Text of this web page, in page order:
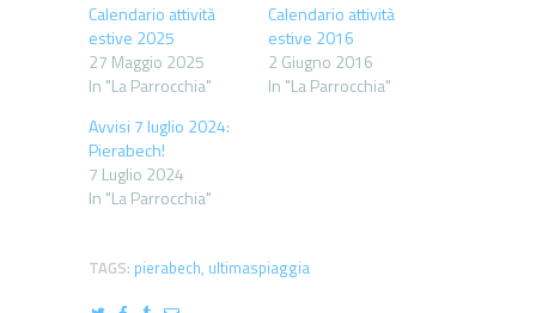
Calendario attività
estive 2025
27 Maggio 2025
In "La Parrocchia"
Calendario attività
estive 2016
2 Giugno 2016
In "La Parrocchia"
Avvisi 7 luglio 2024:
Pierabech!
7 Luglio 2024
In "La Parrocchia"
TAGS: pierabech, ultimaspiaggia